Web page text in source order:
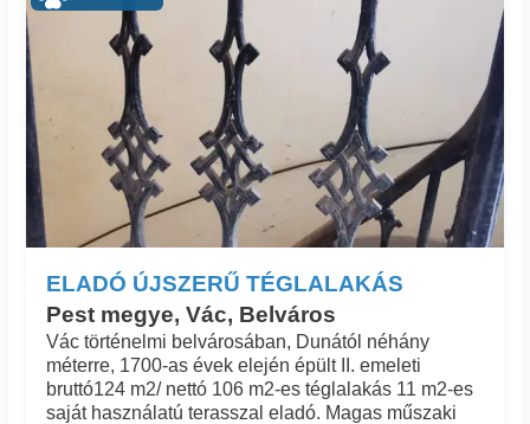
ELADÓ ÚJSZERŰ TÉGLALAKÁS
Pest megye, Vác, Belváros
Vác történelmi belvárosában, Dunától néhány
méterre, 1700-as évek elején épült II. emeleti
bruttó124 m2/ nettó 106 m2-es téglalakás 11 m2-es
saját használatú terasszal eladó. Magas műszaki